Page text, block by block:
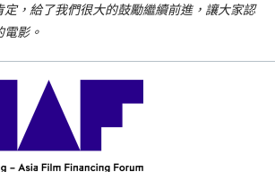
定，給了我們很大的鼓勵繼續前進，讓大家認
影。